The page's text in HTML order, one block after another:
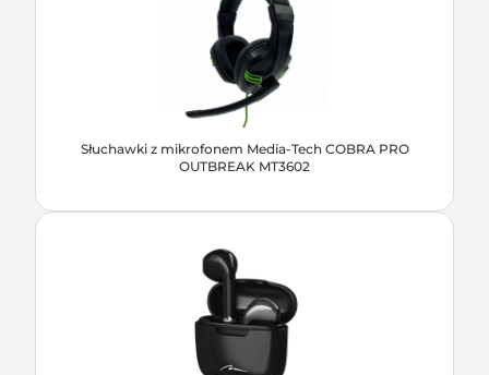
Słuchawki z mikrofonem Media-Tech COBRA PRO
OUTBREAK MT3602